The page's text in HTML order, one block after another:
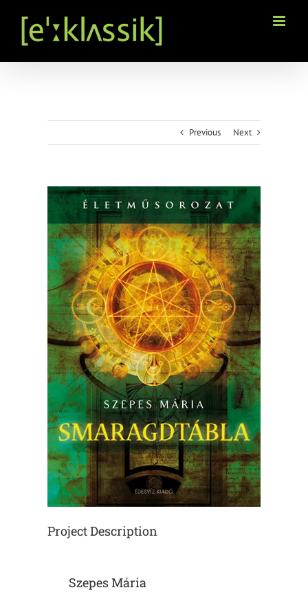
Previous Next
View
Larger
Project Description
Szepes Mária